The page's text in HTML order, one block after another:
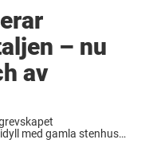
– nu
av
med gamla stenhus